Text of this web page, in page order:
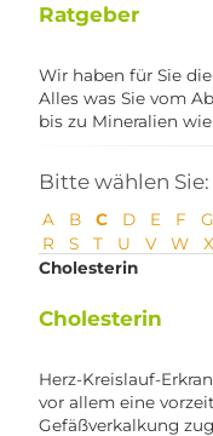
Ratgeber
Wir haben für Sie
Alles was Sie vom
bis zu Mineralien
Bitte wählen Sie:
A B C D E F G
R
S T U V W X
Cholesterin
Cholesterin
Herz-Kreislauf-
vor allem eine
Gefäßverkalkung